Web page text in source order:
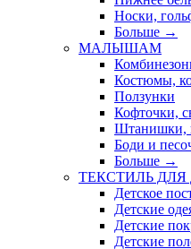
Носки,
Больше →
МАЛЫШАМ
Костюмы,
Ползунки
Кофточки,
Штанишки,
Боди и
Больше →
ТЕКСТИЛЬ
Детское
Детские
Детские
Детские